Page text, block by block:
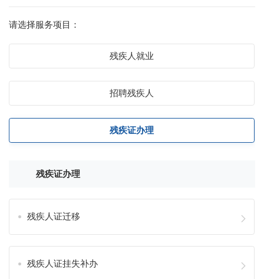
请选择服务项目：
残疾人就业
招聘残疾人
残疾证办理
残疾证办理
残疾人证迁移
残疾人证挂失补办